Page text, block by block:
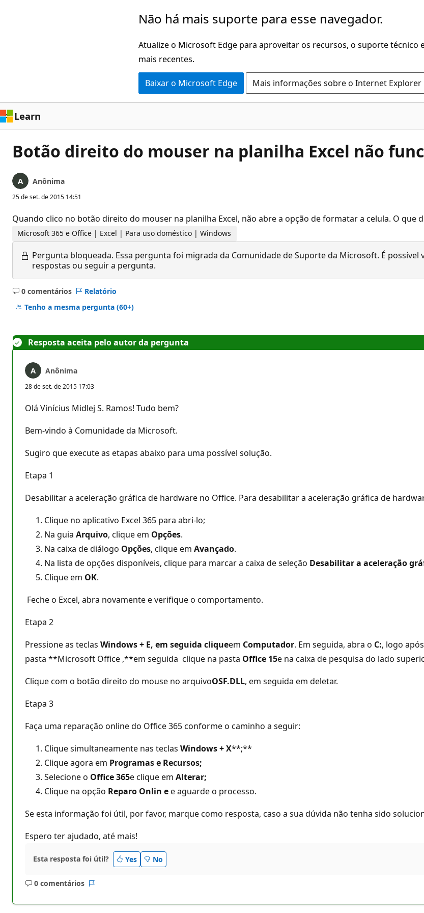
Não há mais suporte para esse navegador.
Atualize o Microsoft Edge para aproveitar os recursos, o suporte técnico
mais recentes.
Baixar o Microsoft Edge Mais informações sobre o Internet
Learn
Botão direito do mouser na planilha Excel não
Anônima
25 de set. de 2015 14:51
Quando clico no botão direito do mouser na planilha Excel, não abre a opção de formatar a celula. O que
Microsoft 365 e Office | Excel | Para uso doméstico | Windows
Pergunta bloqueada. Essa pergunta foi migrada da Comunidade de Suporte da Microsoft. É
respostas ou seguir a pergunta.
0 comentários
Sem
comentários
Relatório
Tenho a mesma pergunta (60+)
Resposta aceita pelo autor da pergunta
Anônima
28 de set. de 2015 17:03
Olá Vinícius Midlej S. Ramos! Tudo bem?
Bem-vindo à Comunidade da Microsoft.
Sugiro que execute as etapas abaixo para uma possível solução.
Etapa 1
Desabilitar a aceleração gráfica de hardware no Office. Para desabilitar a aceleração gráfica de
Clique no aplicativo Excel 365 para abri-lo;
Na guia Arquivo, clique em Opções.
Na caixa de diálogo Opções, clique em Avançado.
Na lista de opções disponíveis, clique para marcar a caixa de seleção Desabilitar a aceleração
Clique em OK.
Feche o Excel, abra novamente e verifique o comportamento.
Etapa 2
Pressione as teclas Windows + E, em seguida cliqueem Computador. Em seguida, abra o C:, logo
pasta **Microsoft Office ,**em seguida clique na pasta Office 15e na caixa de pesquisa do lado
Clique com o botão direito do mouse no arquivoOSF.DLL, em seguida em deletar.
Etapa 3
Faça uma reparação online do Office 365 conforme o caminho a seguir:
Clique simultaneamente nas teclas Windows + X**;**
Clique agora em Programas e Recursos;
Selecione o Office 365e clique em Alterar;
Clique na opção Reparo Onlin ee aguarde o processo.
Se esta informação foi útil, por favor, marque como resposta, caso a sua dúvida não tenha sido
Espero ter ajudado, até mais!
Esta resposta foi útil? Yes No
0 comentários
Sem